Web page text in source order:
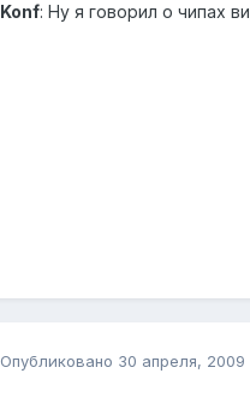
Konf: Ну я говорил о чипах
Опубликовано 30 апреля, 2009